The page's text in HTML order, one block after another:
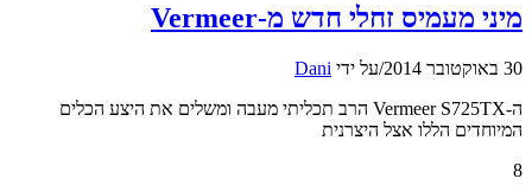
מיני מעמיס זחלי חדש מ-Vermeer
30 באוקטובר 2014 /על ידי Dani
ה-Vermeer S725TX הרב תכליתי מעבה ומשלים את היצע הכלים
המיוחדים הללו אצל היצרנית
8